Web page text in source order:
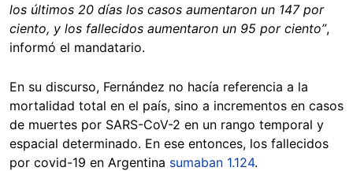
los últimos 20 días los casos aumentaron un 147 por
ciento, y los fallecidos aumentaron un 95 por ciento”,
informó el mandatario.
En su discurso, Fernández no hacía referencia a la
mortalidad total en el país, sino a incrementos en casos
de muertes por SARS-CoV-2 en un rango temporal y
espacial determinado. En ese entonces, los fallecidos
por covid-19 en Argentina sumaban 1.124.